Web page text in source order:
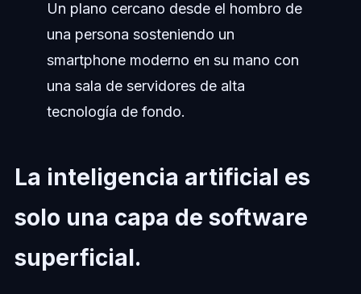
Un plano cercano desde el hombro de
una persona sosteniendo un
smartphone moderno en su mano con
una sala de servidores de alta
tecnología de fondo.
La inteligencia artificial es
solo una capa de software
superficial.